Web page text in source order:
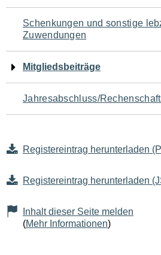
Schenkungen und sonstige
Zuwendungen
Mitgliedsbeiträge
Jahresabschluss/
Registereintrag herunterladen
Registereintrag herunterladen
Inhalt dieser Seite melden
(Mehr Informationen)